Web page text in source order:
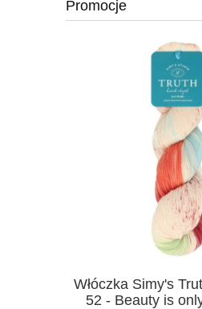
Promocje
Włóczka Simy's
52 - Beauty is